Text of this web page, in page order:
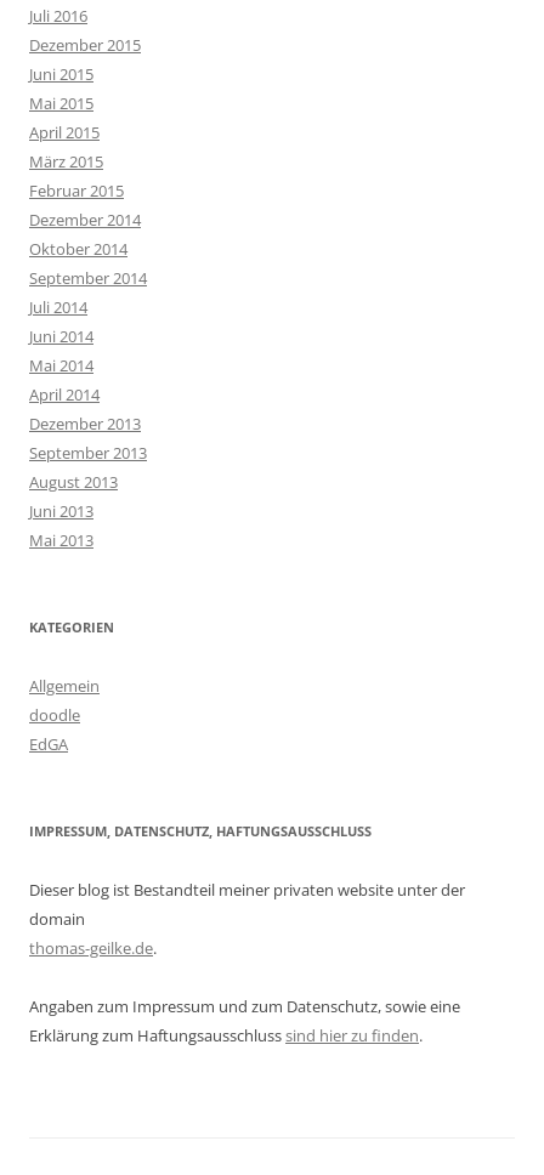
Juli 2016
Dezember 2015
Juni 2015
Mai 2015
April 2015
März 2015
Februar 2015
Dezember 2014
Oktober 2014
September 2014
Juli 2014
Juni 2014
Mai 2014
April 2014
Dezember 2013
September 2013
August 2013
Juni 2013
Mai 2013
KATEGORIEN
Allgemein
doodle
EdGA
IMPRESSUM, DATENSCHUTZ, HAFTUNGSAUSSCHLUSS
Dieser blog ist Bestandteil meiner privaten website unter der
domain
thomas-geilke.de.
Angaben zum Impressum und zum Datenschutz, sowie eine
Erklärung zum Haftungsausschlusssind hier zu finden.